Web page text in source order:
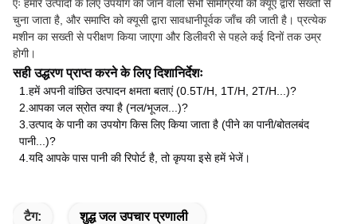
एः हमारे उत्पादों के लिए उपयोग की जाने वाली सभी सामग्रियों को क्यूए द्वारा सख्ती से
चुना जाता है, और समाप्ति को क्यूसी द्वारा सावधानीपूर्वक जाँच की जाती है। प्रत्येक
मशीन का सख्ती से परीक्षण किया जाएगा और डिलीवरी से पहले कई दिनों तक उम्र
होगी।
सही उद्धरण प्राप्त करने के लिए दिशानिर्देशः
1. हमें अपनी वांछित उत्पादन क्षमता बताएं (0.5T/H, 1T/H, 2T/H...)?
2. आपका जल स्रोत क्या है (नल/भूजल...)?
3. उत्पाद के पानी का उपयोग किस लिए किया जाता है (पीने का पानी/बोतलबंद
पानी...)?
4. यदि आपके पास पानी की रिपोर्ट है, तो कृपया इसे हमें भेजें।
टैग: शुद्ध जल उपचार प्रणाली